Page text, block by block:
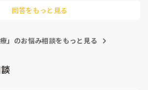
回答をもっと見る
療」のお悩み相談をもっと見る